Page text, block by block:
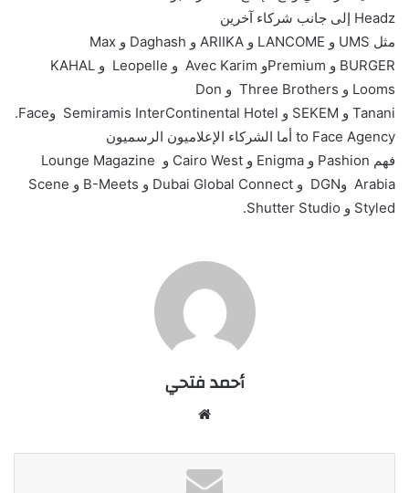
Headz إلى جانب شركاء آخرين
مثل UMS و LANCOME و ARIIKA و Daghash و Max
BURGER و Premiumو Avec Karim و Leopelle و KAHAL
Looms و Three Brothers و Don
Tanani و SEKEM و Semiramis InterContinental Hotel و.Face
to Face Agency أما الشركاء الإعلاميون الرسميون
فهم Pashion و Enigma و Cairo West و Lounge Magazine
Arabia وDGN و Dubai Global Connect و B-Meets و Scene
Styled و Shutter Studio
.
أحمد فتحي